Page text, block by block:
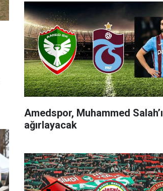
Amedspor, Muhammed Salah’ı
ağırlayacak